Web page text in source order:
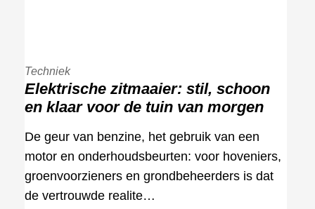
Techniek
Elektrische zitmaaier: stil, schoon
en klaar voor de tuin van morgen
De geur van benzine, het gebruik van een
motor en onderhoudsbeurten: voor hoveniers,
groenvoorzieners en grondbeheerders is dat
de vertrouwde realite…